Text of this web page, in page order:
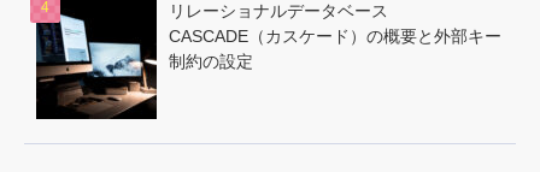
リレーショナルデータベース
CASCADE（カスケード）の概要と外部キー
制約の設定